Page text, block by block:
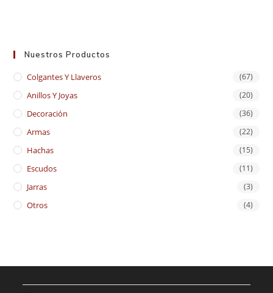
Nuestros Productos
Colgantes Y Llaveros (67)
Anillos Y Joyas (20)
Decoración (36)
Armas (22)
Hachas (15)
Escudos (11)
Jarras (3)
Otros (4)